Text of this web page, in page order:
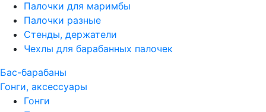
Палочки для маримбы
Палочки разные
Стенды, держатели
Чехлы для барабанных палочек
Бас-барабаны
Гонги, аксессуары
Гонги